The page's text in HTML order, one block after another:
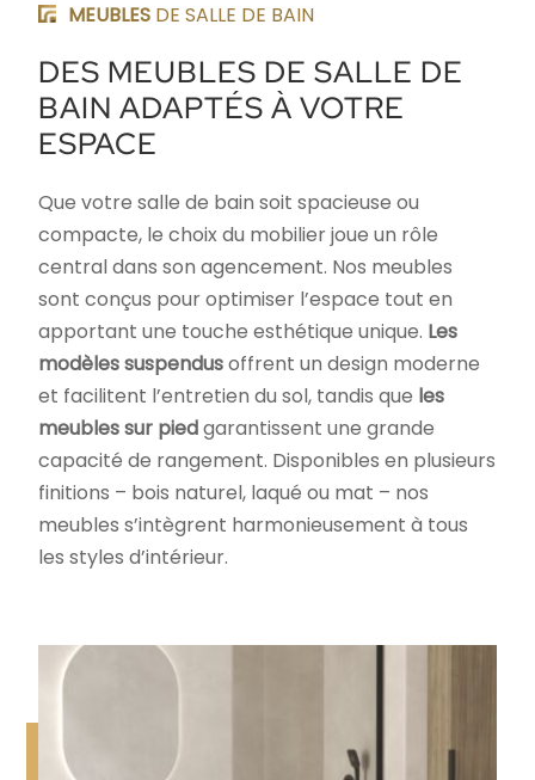
MEUBLES DE SALLE DE BAIN
DES MEUBLES DE SALLE DE
BAIN ADAPTÉS À VOTRE
ESPACE
Que votre salle de bain soit spacieuse ou
compacte, le choix du mobilier joue un rôle
central dans son agencement. Nos meubles
sont conçus pour optimiser l’espace tout en
apportant une touche esthétique unique. Les
modèles suspendusoffrent un design moderne
et facilitent l’entretien du sol, tandis que les
meubles sur piedgarantissent une grande
capacité de rangement. Disponibles en plusieurs
finitions – bois naturel, laqué ou mat – nos
meubles s’intègrent harmonieusement à tous
les styles d’intérieur.